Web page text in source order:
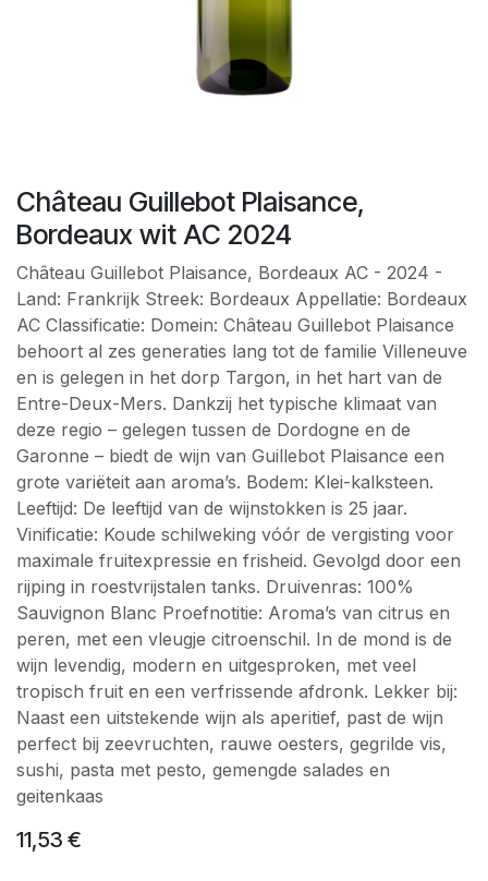
Château Guillebot Plaisance,
Bordeaux wit AC 2024
Château Guillebot Plaisance, Bordeaux AC - 2024 -
Land: Frankrijk Streek: Bordeaux Appellatie: Bordeaux
AC Classificatie: Domein: Château Guillebot Plaisance
behoort al zes generaties lang tot de familie Villeneuve
en is gelegen in het dorp Targon, in het hart van de
Entre-Deux-Mers. Dankzij het typische klimaat van
deze regio – gelegen tussen de Dordogne en de
Garonne – biedt de wijn van Guillebot Plaisance een
grote variëteit aan aroma’s. Bodem: Klei-kalksteen.
Leeftijd: De leeftijd van de wijnstokken is 25 jaar.
Vinificatie: Koude schilweking vóór de vergisting voor
maximale fruitexpressie en frisheid. Gevolgd door een
rijping in roestvrijstalen tanks. Druivenras: 100%
Sauvignon Blanc Proefnotitie: Aroma’s van citrus en
peren, met een vleugje citroenschil. In de mond is de
wijn levendig, modern en uitgesproken, met veel
tropisch fruit en een verfrissende afdronk. Lekker bij:
Naast een uitstekende wijn als aperitief, past de wijn
perfect bij zeevruchten, rauwe oesters, gegrilde vis,
sushi, pasta met pesto, gemengde salades en
geitenkaas
11,53 €